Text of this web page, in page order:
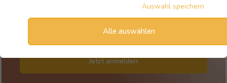
Fragen zur Ausbildung
Jetzt anmelden
Auswahl speichern
Alle auswählen